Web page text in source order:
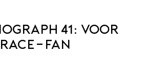
41: Voor
race-fan